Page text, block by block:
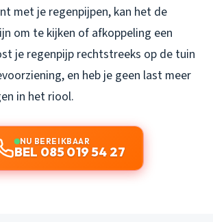
met je regenpijpen, kan het de
om te kijken of afkoppeling een
je regenpijp rechtstreeks op de tuin
en heb je geen last meer
in het riool.
NU BEREIKBAAR
BEL 085 019 54 27